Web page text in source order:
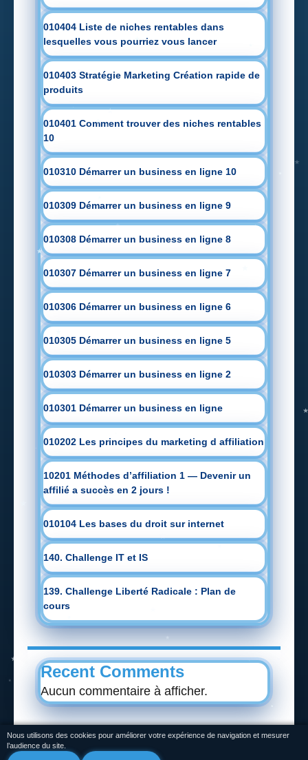
Nous utilisons des cookies pour améliorer votre expérience de navigation et mesurer
l’audience du site.
010404 Liste de niches rentables dans
lesquelles vous pourriez vous lancer
010403 Stratégie Marketing Création rapide de
produits
010401 Comment trouver des niches rentables
10
010310 Démarrer un business en ligne 10
010309 Démarrer un business en ligne 9
010308 Démarrer un business en ligne 8
010307 Démarrer un business en ligne 7
010306 Démarrer un business en ligne 6
010305 Démarrer un business en ligne 5
010303 Démarrer un business en ligne 2
010301 Démarrer un business en ligne
010202 Les principes du marketing d affiliation
10201 Méthodes d’affiliation 1 — Devenir un
affilié a succès en 2 jours !
010104 Les bases du droit sur internet
140. Challenge IT et IS
139. Challenge Liberté Radicale : Plan de
cours
Recent Comments
Aucun commentaire à afficher.